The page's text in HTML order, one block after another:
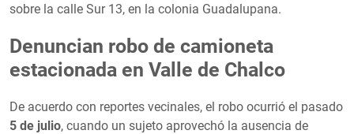
sobre la calle Sur 13, en la colonia Guadalupana.
Denuncian robo de camioneta
estacionada en Valle de Chalco
De acuerdo con reportes vecinales, el robo ocurrió el pasado
5 de julio, cuando un sujeto aprovechó la ausencia de